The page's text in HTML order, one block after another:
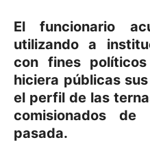
El funcionario
utilizando a
con fines
hiciera públicas
el perfil de las
comisionados
pasada.